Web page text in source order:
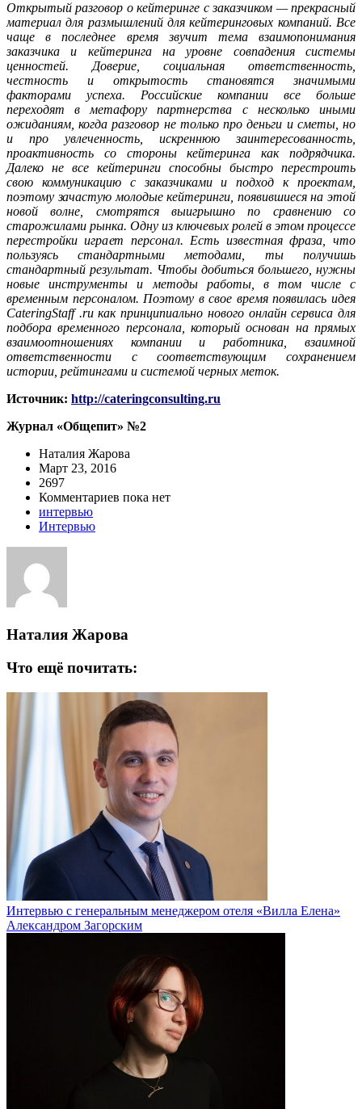
Открытый разговор о кейтеринге с заказчиком — прекрасный
материал для размышлений для кейтеринговых компаний. Все
чаще в последнее время звучит тема взаимопонимания
заказчика и кейтеринга на уровне совпадения системы
ценностей. Доверие, социальная ответственность,
честность и открытость становятся значимыми
факторами успеха. Российские компании все больше
переходят в метафору партнерства с несколько иными
ожиданиям, когда разговор не только про деньги и сметы, но
и про увлеченность, искреннюю заинтересованность,
проактивность со стороны кейтеринга как подрядчика.
Далеко не все кейтеринги способны быстро перестроить
свою коммуникацию с заказчиками и подход к проектам,
поэтому зачастую молодые кейтеринги, появившиеся на этой
новой волне, смотрятся выигрышно по сравнению со
старожилами рынка. Одну из ключевых ролей в этом процессе
перестройки играет персонал. Есть известная фраза, что
пользуясь стандартными методами, ты получишь
стандартный результат. Чтобы добиться большего, нужны
новые инструменты и методы работы, в том числе с
временным персоналом. Поэтому в свое время появилась идея
CateringStaff .ru как принципиально нового онлайн сервиса для
подбора временного персонала, который основан на прямых
взаимоотношениях компании и работника, взаимной
ответственности с соответствующим сохранением
истории, рейтингами и системой черных меток.
Источник: http://cateringconsulting.ru
Журнал «Общепит» №2
Наталия Жарова
Март 23, 2016
2697
Комментариев пока нет
интервью
Интервью
Наталия Жарова
Что ещё почитать:
Интервью с генеральным менеджером отеля «Вилла Елена»
Александром Загорским